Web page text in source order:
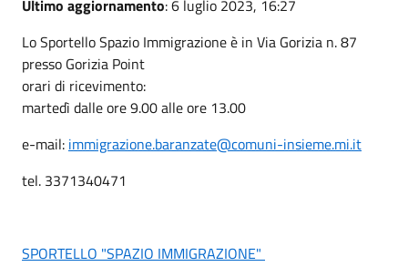
Ultimo aggiornamento: 6 luglio 2023, 16:27
Lo Sportello Spazio Immigrazione è in Via Gorizia n. 87
presso Gorizia Point
orari di ricevimento:
martedì dalle ore 9.00 alle ore 13.00
e-mail: immigrazione.baranzate@comuni-insieme.mi.it
tel. 3371340471
SPORTELLO "SPAZIO IMMIGRAZIONE"